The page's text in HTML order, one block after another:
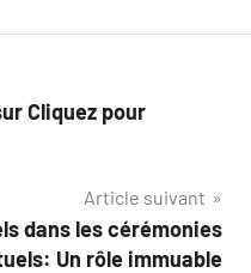
Cliquez pour
Article suivant
dans les cérémonies
Un rôle immuable